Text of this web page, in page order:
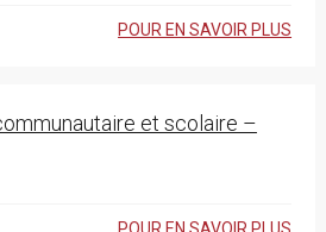
POUR EN SAVOIR PLUS
et scolaire –